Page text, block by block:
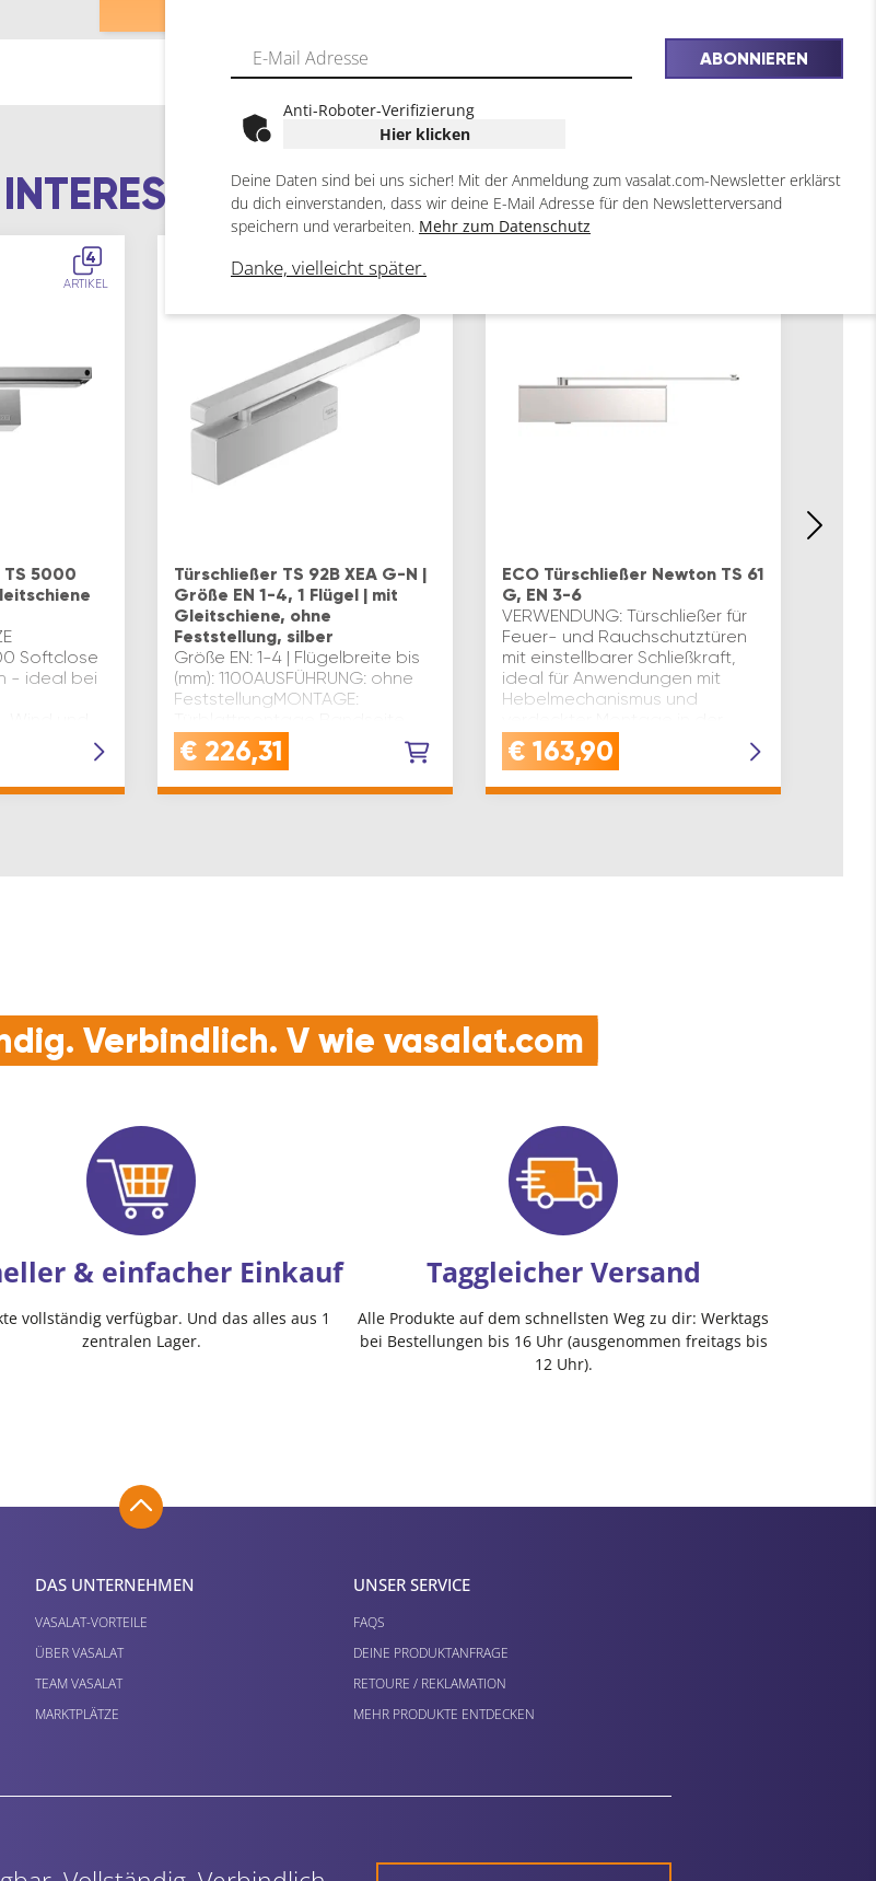
4
ARTIKEL
TS 5000
Softclose
- ideal bei
Türschließer TS 92B XEA G-N |
Größe EN 1-4, 1 Flügel | mit
Gleitschiene, ohne
Feststellung, silber
Größe EN: 1-4 | Flügelbreite bis
(mm): 1100AUSFÜHRUNG: ohne
FeststellungMONTAGE:
Kopfmontage
BandgegenseiteMit
Gleitschiene, 1-FlügeligFarbe:
€ 226,31
ECO Türschließer Newton TS 61
G, EN 3-6
VERWENDUNG: Türschließer für
Feuer- und Rauchschutztüren
mit einstellbarer Schließkraft,
ideal für Anwendungen mit
Hebelmechanismus und
TürtechnikQUALITÄT: Dieser
Türschli…
€ 163,90
Verbindlich. V wie vasalat.com
& einfacher Einkauf
vollständig verfügbar. Und das alles aus 1
zentralen Lager.
Taggleicher Versand
Alle Produkte auf dem schnellsten Weg zu dir: Werktags
bei Bestellungen bis 16 Uhr (ausgenommen freitags bis
12 Uhr).
ABONNIEREN
Anti-Roboter-Verifizierung
Hier klicken
Deine Daten sind bei uns sicher! Mit der Anmeldung zum vasalat.com-Newsletter erklärst
du dich einverstanden, dass wir deine E-Mail Adresse für den Newsletterversand
speichern und verarbeiten. Mehr zum Datenschutz
Danke, vielleicht später.
DAS UNTERNEHMEN
VASALAT-VORTEILE
ÜBER VASALAT
TEAM VASALAT
MARKTPLÄTZE
UNSER SERVICE
FAQS
DEINE PRODUKTANFRAGE
RETOURE / REKLAMATION
MEHR PRODUKTE ENTDECKEN